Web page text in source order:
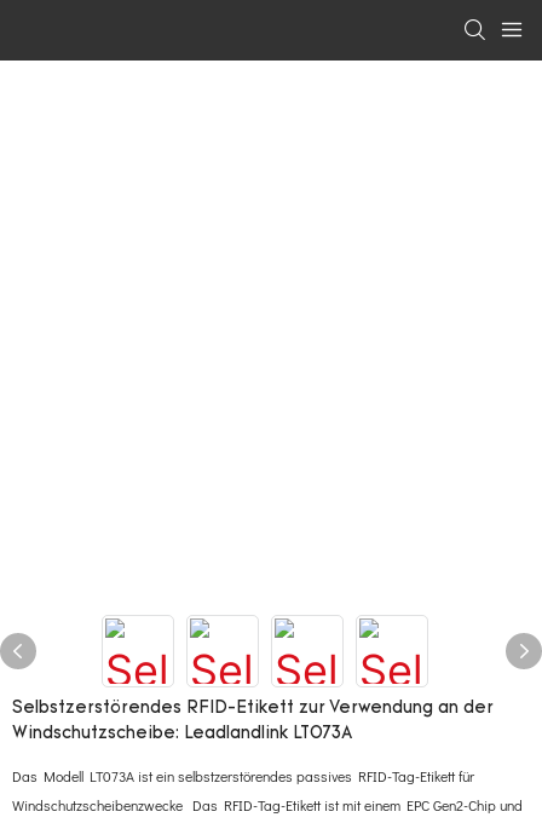
Selbstzerstörendes RFID-Etikett zur Verwendung an der
Windschutzscheibe: Leadlandlink LT073A
Das Modell LT073A ist ein selbstzerstörendes passives RFID-Tag-Etikett für
Windschutzscheibenzwecke Das RFID-Tag-Etikett ist mit einem EPC Gen2-Chip und